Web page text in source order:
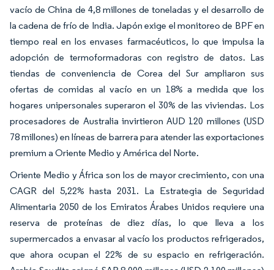
vacío de China de 4,8 millones de toneladas y el desarrollo de
la cadena de frío de India. Japón exige el monitoreo de BPF en
tiempo real en los envases farmacéuticos, lo que impulsa la
adopción de termoformadoras con registro de datos. Las
tiendas de conveniencia de Corea del Sur ampliaron sus
ofertas de comidas al vacío en un 18% a medida que los
hogares unipersonales superaron el 30% de las viviendas. Los
procesadores de Australia invirtieron AUD 120 millones (USD
78 millones) en líneas de barrera para atender las exportaciones
premium a Oriente Medio y América del Norte.
Oriente Medio y África son los de mayor crecimiento, con una
CAGR del 5,22% hasta 2031. La Estrategia de Seguridad
Alimentaria 2050 de los Emiratos Árabes Unidos requiere una
reserva de proteínas de diez días, lo que lleva a los
supermercados a envasar al vacío los productos refrigerados,
que ahora ocupan el 22% de su espacio en refrigeración.